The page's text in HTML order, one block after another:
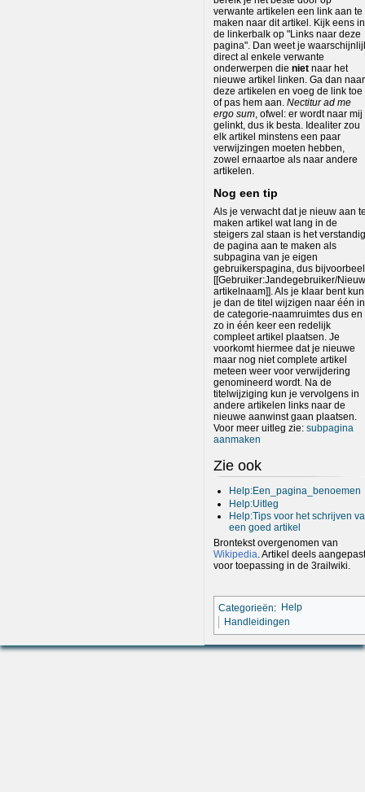
verwante artikelen een link aan te
maken naar dit artikel. Kijk eens in
de linkerbalk op "Links naar deze
pagina". Dan weet je
direct al enkele verwante
onderwerpen die niet naar het
nieuwe artikel linken. Ga dan naar
deze artikelen en voeg de link toe
of pas hem aan. Nectitur ad me
ergo sum , ofwel: er wordt naar mij
gelinkt, dus ik besta. Idealiter zou
elk artikel minstens een paar
verwijzingen moeten hebben,
zowel ernaartoe als naar andere
artikelen.
Nog een tip
Als je verwacht dat je nieuw aan
maken artikel wat lang in de
steigers zal staan is het verstandig
de pagina aan te maken als
subpagina van je eigen
gebruikerspagina, dus
[[Gebruiker:Jandegebruiker/Nieuw
artikelnaam]]. Als je klaar bent kun
je dan de titel wijzigen naar één in
de categorie-naamruimtes dus en
zo in één keer een redelijk
compleet artikel plaatsen. Je
voorkomt hiermee dat je nieuwe
maar nog niet complete artikel
meteen weer voor verwijdering
genomineerd wordt. Na de
titelwijziging kun je vervolgens in
andere artikelen links naar de
nieuwe aanwinst gaan plaatsen.
Voor meer uitleg zie: subpagina
aanmaken
Zie ook
Help:Een_pagina_benoemen
Help:Uitleg
Help:Tips voor het schrijven
een goed artikel
Brontekst overgenomen van
Wikipedia . Artikel deels aangepast
voor toepassing in de 3railwiki.
Categorieën: Help
Handleidingen